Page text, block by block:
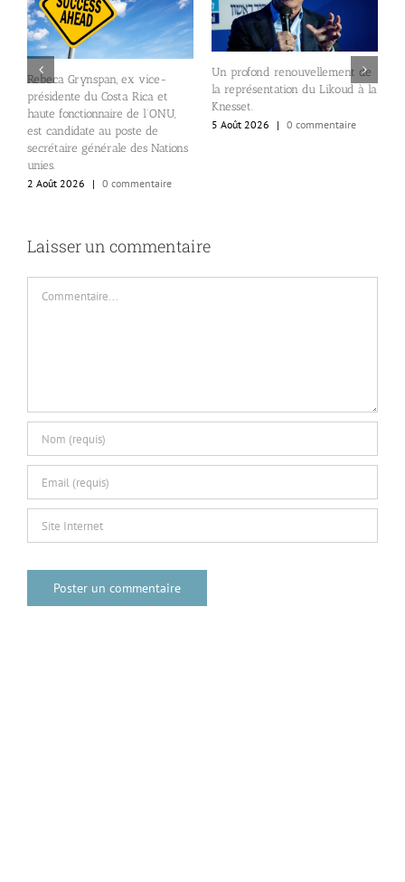
Rebeca Grynspan, ex vice-
présidente du Costa Rica et
haute fonctionnaire de l’ONU,
est candidate au poste de
secrétaire générale des Nations
unies.
2 Août 2026
| 0 commentaire
Un profond renouvellement de
la représentation du Likoud à la
Knesset.
5 Août 2026
| 0 commentaire
Laisser un commentaire